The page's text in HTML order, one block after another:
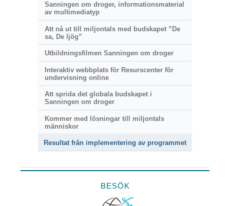
Sanningen om droger, informationsmaterial
av multimediatyp
Att nå ut till miljontals med budskapet ”De
sa, De ljög”
Utbildningsfilmen Sanningen om droger
Interaktiv webbplats för Resurscenter för
undervisning online
Att sprida det globala budskapet i
Sanningen om droger
Kommer med lösningar till miljontals
människor
Resultat från implementering av programmet
BESÖK